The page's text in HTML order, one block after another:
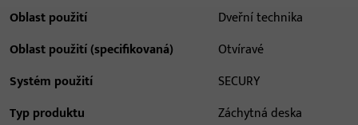
Oblast použití
Dveřní technika
Oblast použití (specifikovaná)
Otvíravé
Systém použití
SECURY
Typ produktu
Záchytná deska